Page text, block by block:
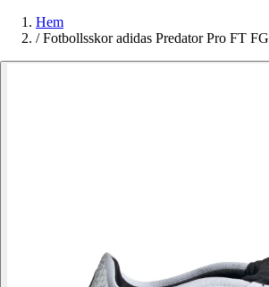
Hem
/ Fotbollsskor adidas Predator Pro FT FG